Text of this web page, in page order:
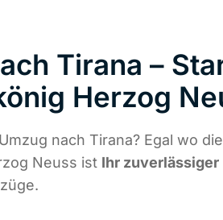
Tirana –
Herzog
nach Tirana? Egal wo
Neuss ist Ihr zuverlässiger